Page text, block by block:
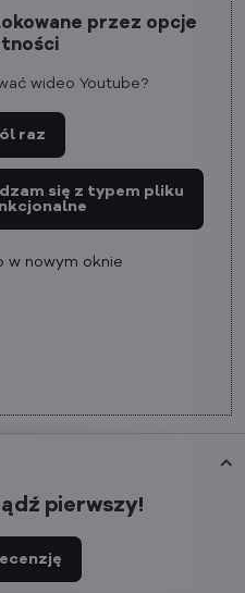
przez opcje
wideo Youtube?
raz
się z typem pliku
nowym oknie
pierwszy!